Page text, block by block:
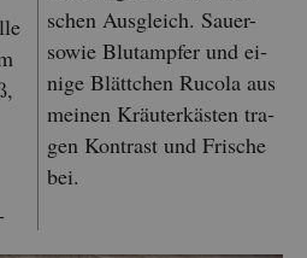
schen Aus­gleich. Sauer-
sowie Blut­amp­fer und ei­
ni­ge Blätt­chen Ru­co­la aus
mei­nen Kräu­ter­käs­ten tra­
gen Kon­trast und Fri­sche
bei.